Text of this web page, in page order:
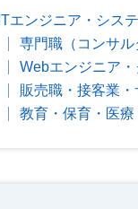
ITエンジニア・シス
専門職（コンサル
Webエンジニア
販売職・接客業
教育・保育・医